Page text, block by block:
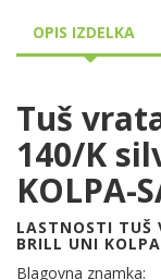
OPIS IZDELKA
Tuš
140/K
KOLPA-
LASTNOSTI TUŠ
BRILL UNI
Blagovna znamka: